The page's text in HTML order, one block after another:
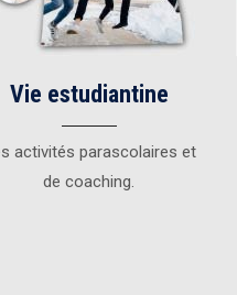
Vie estudiantine
activités parascolaires et
de coaching.